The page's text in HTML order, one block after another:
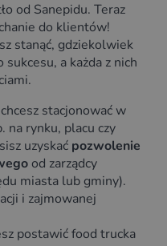
od Sanepidu. Teraz
do klientów!
stanąć, gdziekolwiek
a każda z nich
stacjonować w
na rynku, placu czy
uzyskać pozwolenie
od zarządcy
miasta lub gminy).
i zajmowanej
postawić food trucka